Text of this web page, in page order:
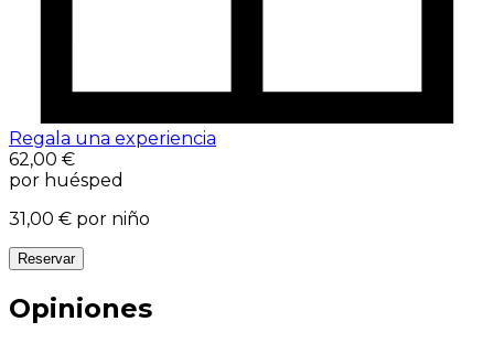
Regala una experiencia
62,00 €
por huésped
31,00 € por niño
Reservar
Opiniones